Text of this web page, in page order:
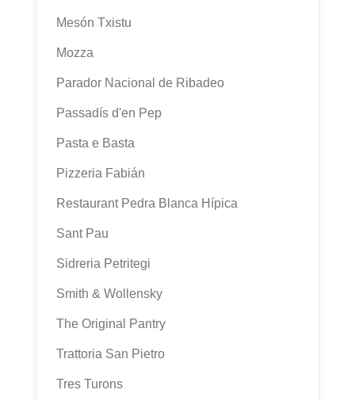
Mesón Txistu
Mozza
Parador Nacional de Ribadeo
Passadís d'en Pep
Pasta e Basta
Pizzeria Fabián
Restaurant Pedra Blanca Hípica
Sant Pau
Sidreria Petritegi
Smith & Wollensky
The Original Pantry
Trattoria San Pietro
Tres Turons